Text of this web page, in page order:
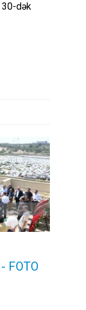
30-dək
- FOTO